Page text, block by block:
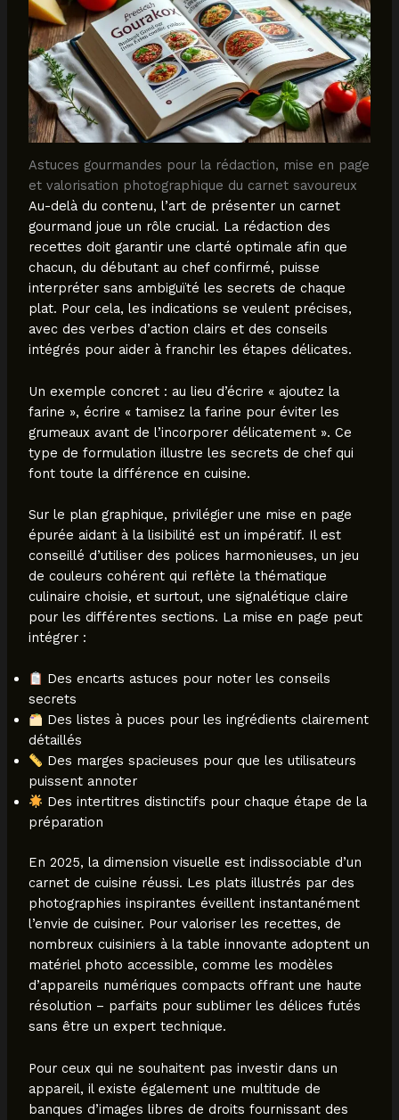
Astuces gourmandes pour la rédaction, mise en page
et valorisation photographique du carnet savoureux
Au-delà du contenu, l’art de présenter un carnet
gourmand joue un rôle crucial. La rédaction des
recettes doit garantir une clarté optimale afin que
chacun, du débutant au chef confirmé, puisse
interpréter sans ambiguïté les secrets de chaque
plat. Pour cela, les indications se veulent précises,
avec des verbes d’action clairs et des conseils
intégrés pour aider à franchir les étapes délicates.
Un exemple concret : au lieu d’écrire « ajoutez la
farine », écrire « tamisez la farine pour éviter les
grumeaux avant de l’incorporer délicatement ». Ce
type de formulation illustre les secrets de chef qui
font toute la différence en cuisine.
Sur le plan graphique, privilégier une mise en page
épurée aidant à la lisibilité est un impératif. Il est
conseillé d’utiliser des polices harmonieuses, un jeu
de couleurs cohérent qui reflète la thématique
culinaire choisie, et surtout, une signalétique claire
pour les différentes sections. La mise en page peut
intégrer :
Des encarts astuces pour noter les conseils
secrets
Des listes à puces pour les ingrédients clairement
détaillés
Des marges spacieuses pour que les utilisateurs
puissent annoter
Des intertitres distinctifs pour chaque étape de la
préparation
En 2025, la dimension visuelle est indissociable d’un
carnet de cuisine réussi. Les plats illustrés par des
photographies inspirantes éveillent instantanément
l’envie de cuisiner. Pour valoriser les recettes, de
nombreux cuisiniers à la table innovante adoptent un
matériel photo accessible, comme les modèles
d’appareils numériques compacts offrant une haute
résolution – parfaits pour sublimer les délices futés
sans être un expert technique.
Pour ceux qui ne souhaitent pas investir dans un
appareil, il existe également une multitude de
banques d’images libres de droits fournissant des